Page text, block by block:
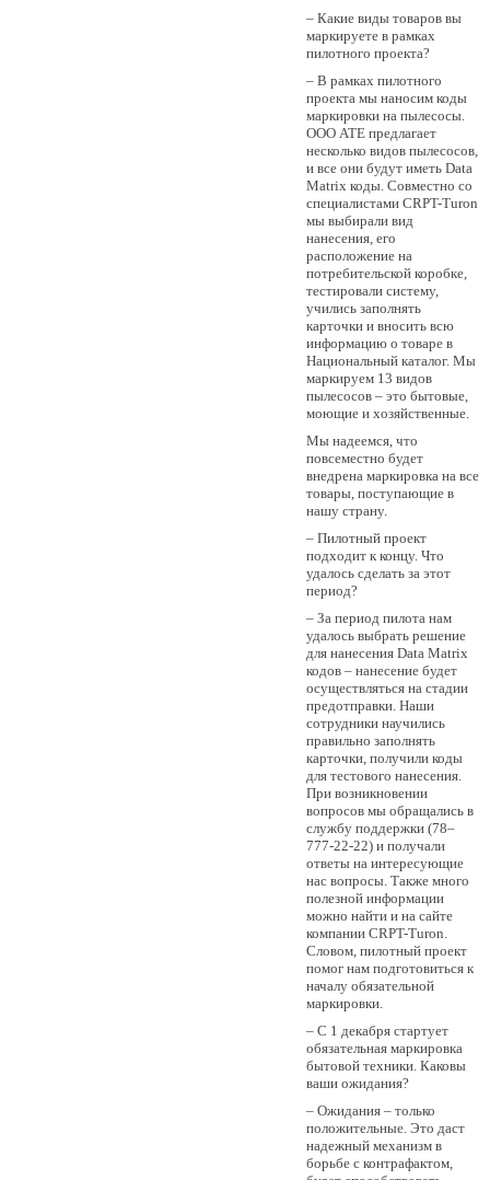
– Какие виды товаров вы
маркируете в рамках
пилотного проекта?
– В рамках пилотного
проекта мы наносим коды
маркировки на пылесосы.
OOO АТЕ предлагает
несколько видов пылесосов,
и все они будут иметь Data
Matrix коды. Совместно со
специалистами CRPT-Turon
мы выбирали вид
нанесения, его
расположение на
потребительской коробке,
тестировали систему,
учились заполнять
карточки и вносить всю
информацию о товаре в
Национальный каталог. Мы
маркируем 13 видов
пылесосов – это бытовые,
моющие и хозяйственные.
Мы надеемся, что
повсеместно будет
внедрена маркировка на все
товары, поступающие в
нашу страну.
– Пилотный проект
подходит к концу. Что
удалось сделать за этот
период?
– За период пилота нам
удалось выбрать решение
для нанесения Data Matrix
кодов – нанесение будет
осуществляться на стадии
предотправки. Наши
сотрудники научились
правильно заполнять
карточки, получили коды
для тестового нанесения.
При возникновении
вопросов мы обращались в
службу поддержки (78–
777-22-22) и получали
ответы на интересующие
нас вопросы. Также много
полезной информации
можно найти и на сайте
компании CRPT-Turon.
Словом, пилотный проект
помог нам подготовиться к
началу обязательной
маркировки.
– С 1 декабря стартует
обязательная маркировка
бытовой техники. Каковы
ваши ожидания?
– Ожидания – только
положительные. Это даст
надежный механизм в
борьбе с контрафактом,